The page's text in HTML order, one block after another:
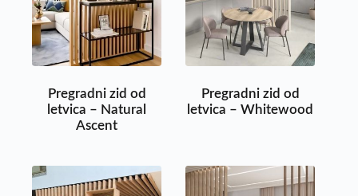
Pregradni zid od
letvica – Natural
Ascent
Pregradni zid od
letvica – Whitewood